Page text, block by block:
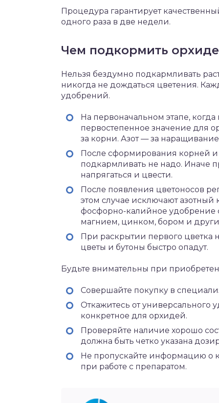
Процедура гарантирует
одного раза в две недели.
Чем подкормить
Нельзя бездумно подкармливать
никогда не дождаться цветения.
удобрений.
На первоначальном этапе,
первостепенное значение для
за корни. Азот — за
После сформирования корней и
подкармливать не надо. Иначе
напрягаться и цвести.
После появления цветоносов
этом случае исключают
фосфорно-калийное
магнием, цинком, бором и
При раскрытии первого
цветы и бутоны быстро опадут.
Будьте внимательны при
Совершайте покупку в
Откажитесь от универсального
конкретное для орхидей.
Проверяйте наличие хорошо
должна быть четко указана
Не пропускайте информацию о
при работе с препаратом.